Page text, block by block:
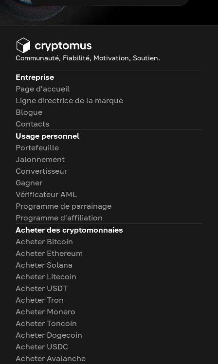
Communauté, Fiabilité, Motivation, Soutien.
Entreprise
Page d'accueil
Ligne directrice de la marque
Blogue
Contacts
Usage personnel
Portefeuille
Jalonnement
Convertisseur
Gagner
Vérificateur AML
Programme de parrainage
Programme d'affiliation
Acheter des cryptomonnaies
Acheter Bitcoin
Acheter Ethereum
Acheter Solana
Acheter Litecoin
Acheter USDT
Acheter Tron
Acheter Monero
Acheter Toncoin
Acheter Dogecoin
Acheter USDC
Acheter Avalanche